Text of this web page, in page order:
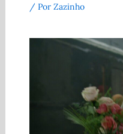
/ Por Zazinho